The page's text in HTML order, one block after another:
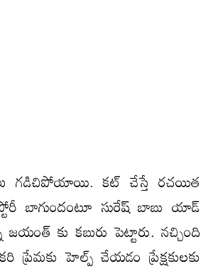
గడిచిపోయాయి. కట్ చేస్తే రచయిత
బాగుందంటూ సురేష్ బాబు యాడ్
కు కబురు పెట్టారు. నచ్చింది
హెల్ప్ చేయడం ప్రేక్షకులకు